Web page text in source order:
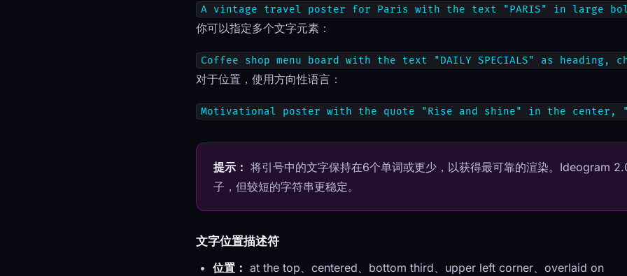
A vintage travel poster for Paris with the text "PARIS" in large
你可以指定多个文字元素：
Coffee shop menu board with the text "DAILY SPECIALS" as heading,
对于位置，使用方向性语言：
Motivational poster with the quote "Rise and shine" in the center,
提示： 将引号中的文字保持在6个单词或更少，以获得最可靠的渲染。Ideogram
子，但较短的字符串更稳定。
文字位置描述符
位置： at the top、centered、bottom third、upper left corner、overlaid on